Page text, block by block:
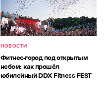
НОВОСТИ
Фитнес-город под открытым
небом: как прошёл
юбилейный DDX Fitness FEST